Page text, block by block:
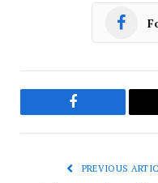
Facebook
PREVIOUS